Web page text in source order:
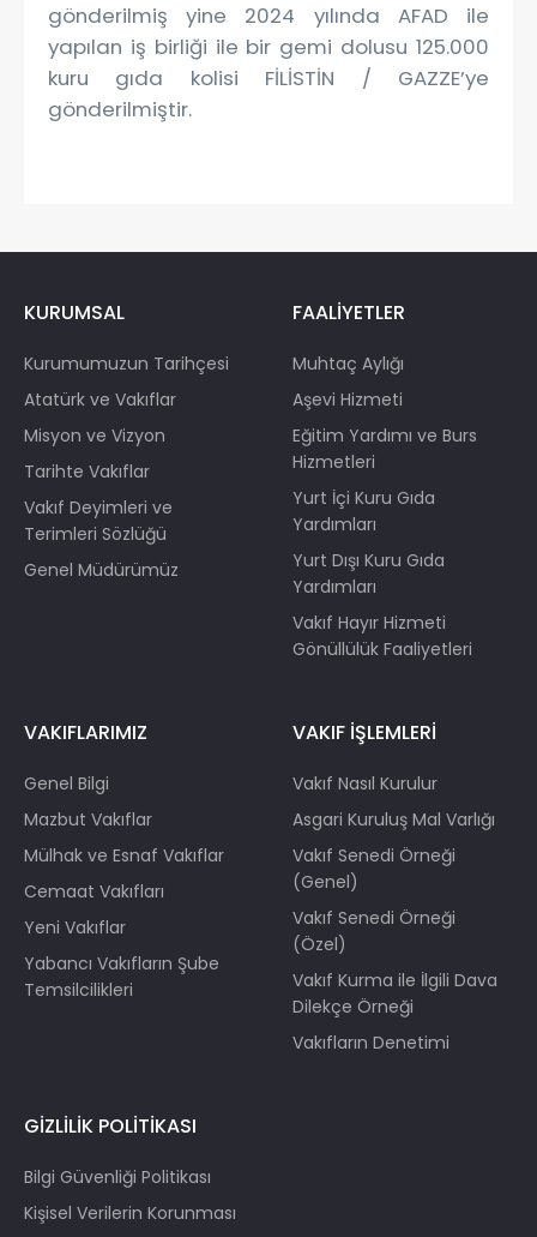
gönderilmiş yine 2024 yılında AFAD ile
yapılan iş birliği ile bir gemi dolusu 125.000
kuru gıda kolisi FİLİSTİN / GAZZE’ye
gönderilmiştir.
KURUMSAL
Kurumumuzun Tarihçesi
Atatürk ve Vakıflar
Misyon ve Vizyon
Tarihte Vakıflar
Vakıf Deyimleri ve
Terimleri Sözlüğü
Genel Müdürümüz
FAALİYETLER
Muhtaç Aylığı
Aşevi Hizmeti
Eğitim Yardımı ve Burs
Hizmetleri
Yurt İçi Kuru Gıda
Yardımları
Yurt Dışı Kuru Gıda
Yardımları
Vakıf Hayır Hizmeti
Gönüllülük Faaliyetleri
VAKIFLARIMIZ
Genel Bilgi
Mazbut Vakıflar
Mülhak ve Esnaf Vakıflar
Cemaat Vakıfları
Yeni Vakıflar
Yabancı Vakıfların Şube
Temsilcilikleri
VAKIF İŞLEMLERİ
Vakıf Nasıl Kurulur
Asgari Kuruluş Mal Varlığı
Vakıf Senedi Örneği
(Genel)
Vakıf Senedi Örneği
(Özel)
Vakıf Kurma ile İlgili Dava
Dilekçe Örneği
Vakıfların Denetimi
GİZLİLİK POLİTİKASI
Bilgi Güvenliği Politikası
Kişisel Verilerin Korunması